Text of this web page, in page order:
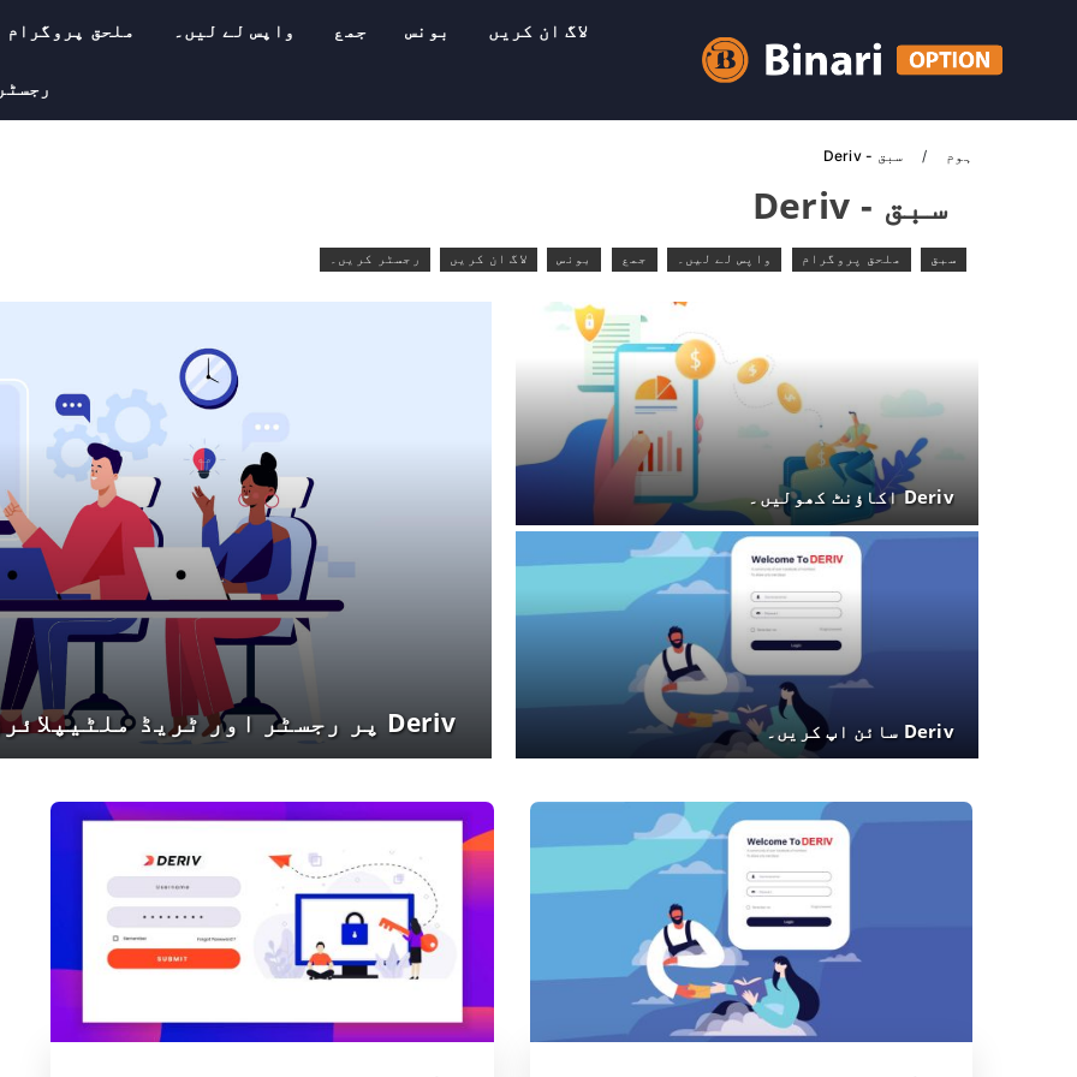
ملحق پروگرام واپس لے لیں۔ جمع بونس لاگ ان کریں
ہوم سبق - Deriv
سبق - Deriv
سبق ملحق پروگرام واپس لے لیں۔ جمع بونس لاگ ان کریں رجسٹر کریں۔
Deriv پر رجسٹر اور ٹریڈ ملٹیپلائرز: مرحلہ وار
Deriv اکاؤنٹ کھولیں۔
Deriv سائن اپ کریں۔